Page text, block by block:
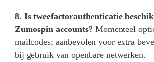
8. Is tweefactorauthenticatie
Zumospin accounts? Momenteel
mailcodes; aanbevolen voor extra
bij gebruik van openbare netwerken.